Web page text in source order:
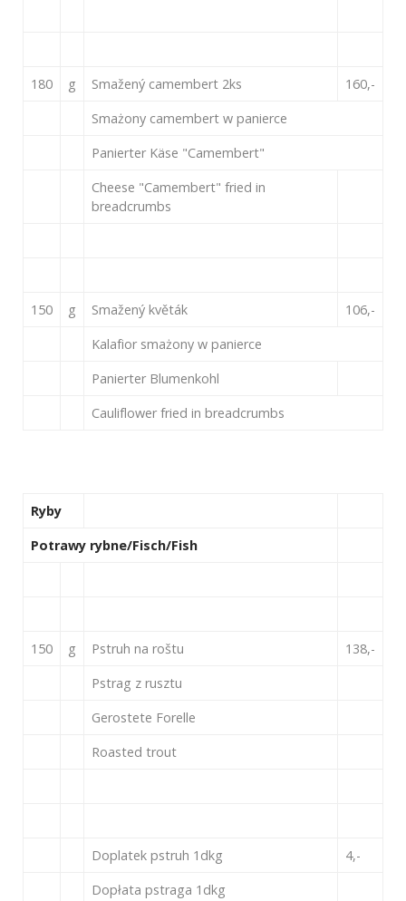
180 g Smažený camembert 2ks
160,-
Smażony camembert w panierce
Panierter Käse "Camembert"
Cheese "Camembert" fried in
breadcrumbs
150 g Smažený květák
106,-
Kalafior smażony w panierce
Panierter Blumenkohl
Cauliflower fried in breadcrumbs
Ryby
Potrawy rybne/Fisch/Fish
150 g Pstruh na roštu
138,-
Pstrag z rusztu
Gerostete Forelle
Roasted trout
Doplatek pstruh 1dkg
4,-
Dopłata pstraga 1dkg